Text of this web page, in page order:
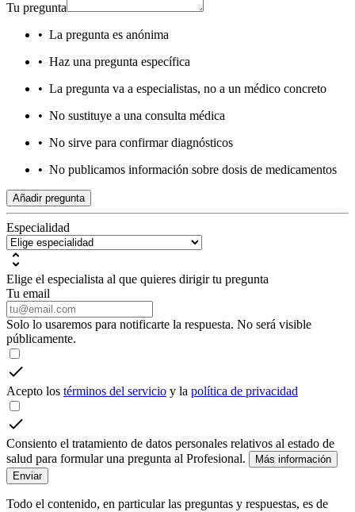
Tu pregunta
• La pregunta es anónima
• Haz una pregunta específica
• La pregunta va a especialistas, no a un médico concreto
• No sustituye a una consulta médica
• No sirve para confirmar diagnósticos
• No publicamos información sobre dosis de medicamentos
Añadir pregunta
Especialidad
Elige el especialista al que quieres dirigir tu pregunta
Tu email
Solo lo usaremos para notificarte la respuesta. No será visible
públicamente.
Acepto los términos del servicio y la política de privacidad
Consiento el tratamiento de datos personales relativos al estado de
salud para formular una pregunta al Profesional.
Más información
Enviar
Todo el contenido, en particular las preguntas y respuestas, es de